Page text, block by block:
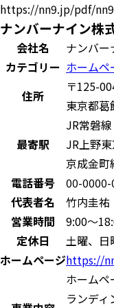
https://nn9.jp/pdf/
ナンバーナイン株
会社名
ナンバー
カテゴリー ホームペ
住所
〒125-
東京都
最寄駅
JR常磐
JR上野
京成金町
電話番号
00-0000-
代表者名
竹内圭祐
営業時間
9:00〜
定休日
土曜、日
ホームページhttps://
ホームペ
ランデ